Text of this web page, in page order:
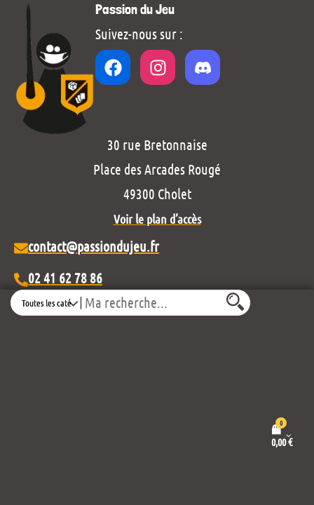
Search
0
0,00€
Passion du Jeu
Suivez-nous sur :
30 rue Bretonnaise
Place des Arcades Rougé
49300 Cholet
Voir le plan d’accès
contact@passiondujeu.fr
02 41 62 78 86
Ouvert du lundi au samedi